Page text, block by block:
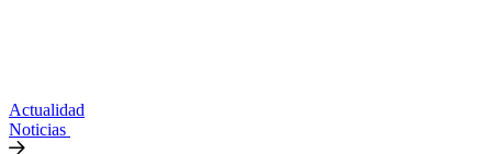
Actualidad
Noticias